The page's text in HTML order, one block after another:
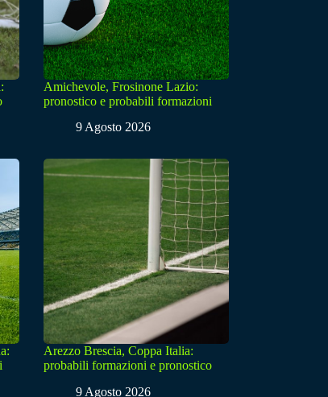
Amichevole, Frosinone Lazio:
pronostico e probabili formazioni
9 Agosto 2026
Arezzo Brescia, Coppa Italia:
probabili formazioni e pronostico
9 Agosto 2026